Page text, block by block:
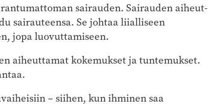
sairauden. Sairauden aiheut­
sairauteensa. Se johtaa liialliseen
jopa luovuttamiseen.
aiheuttamat kokemukset ja tuntemukset.
– siihen, kun ihminen saa